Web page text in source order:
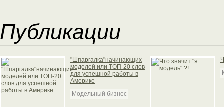
Публикации
"Шпаргалка"начинающих
моделей или TOП-20 слов
для успешной работы в
Америке
Модельный бизнес